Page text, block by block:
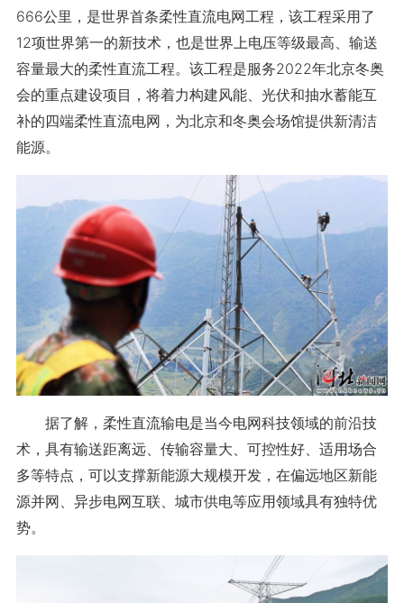
666公里，是世界首条柔性直流电网工程，该工程采用了
12项世界第一的新技术，也是世界上电压等级最高、输送
容量最大的柔性直流工程。该工程是服务2022年北京冬奥
会的重点建设项目，将着力构建风能、光伏和抽水蓄能互
补的四端柔性直流电网，为北京和冬奥会场馆提供新清洁
能源。
据了解，柔性直流输电是当今电网科技领域的前沿技
术，具有输送距离远、传输容量大、可控性好、适用场合
多等特点，可以支撑新能源大规模开发，在偏远地区新能
源并网、异步电网互联、城市供电等应用领域具有独特优
势。